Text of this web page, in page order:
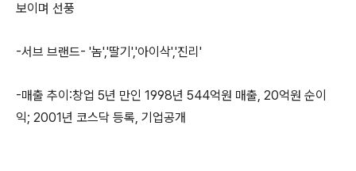
보이며 선풍
-서브 브랜드- '놈','딸기','아이삭','진리'
-매출 추이:창업 5년 만인 1998년 544억원 매출, 20억원 순이
익; 2001년 코스닥 등록, 기업공개